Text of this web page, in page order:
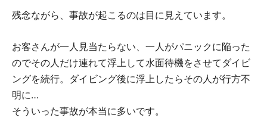
残念ながら、事故が起こるのは目に見えています。
お客さんが一人見当たらない、一人がパニックに陥った
のでその人だけ連れて浮上して水面待機をさせてダイビ
ングを続行。ダイビング後に浮上したらその人が行方不
明に…
そういった事故が本当に多いです。